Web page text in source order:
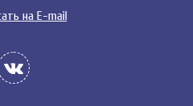
на E-mail